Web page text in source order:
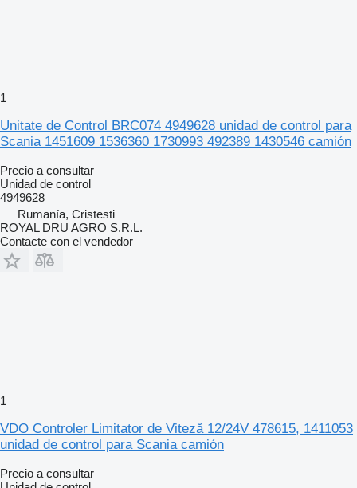
1
Unitate de Control BRC074 4949628 unidad de control para
Scania 1451609 1536360 1730993 492389 1430546 camión
Precio a consultar
Unidad de control
4949628
Rumanía, Cristesti
ROYAL DRU AGRO S.R.L.
Contacte con el vendedor
1
VDO Controler Limitator de Viteză 12/24V 478615, 1411053
unidad de control para Scania camión
Precio a consultar